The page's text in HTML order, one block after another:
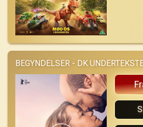
BEGYNDELSER - DK